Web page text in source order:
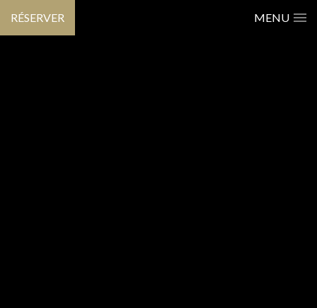
RÉSERVER MENU